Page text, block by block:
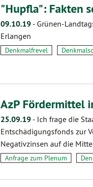
"Hupfla": Fakten
09.10.19 - Grünen-
Erlangen
Denkmalfrevel
AzP Fördermittel
25.09.19 - Ich frage die
Entschädigungsfonds zur
Negativzinsen auf die
Anfrage zum Plenum